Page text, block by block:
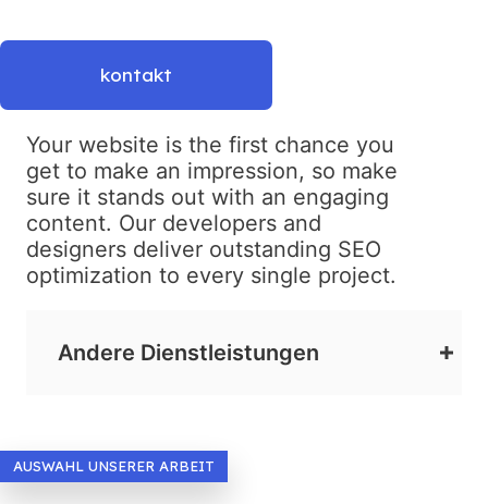
Your website is the first chance you
get to make an impression, so make
sure it stands out with an engaging
content. Our developers and
designers deliver outstanding SEO
optimization to every single project.
Andere Dienstleistungen
kontakt
AUSWAHL UNSERER ARBEIT